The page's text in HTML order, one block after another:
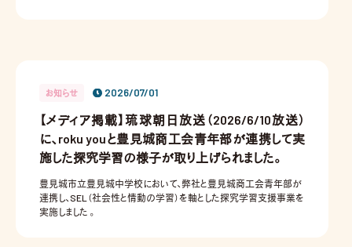
お知らせ 2026/07/01
【メディア掲載】琉球朝日放送（2026/6/10放送）
に、roku youと豊見城商工会青年部が連携して実
施した探究学習の様子が取り上げられました。
豊見城市立豊見城中学校において、弊社と豊見城商工会青年部が
連携し、SEL（社会性と情動の学習）を軸とした探究学習支援事業を
実施しました 。